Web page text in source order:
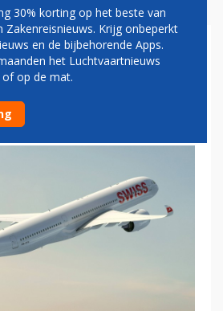
AIRBUS A350-
30% korting op het beste van
Zakenreisnieuws. Krijg onbeperkt
en de bijbehorende Apps.
het Luchtvaartnieuws
op de mat.